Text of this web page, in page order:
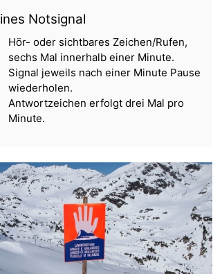
Notsignal
Hör- oder sichtbares Zeichen/Rufen,
sechs Mal innerhalb einer Minute.
Signal jeweils nach einer Minute Pause
wiederholen.
Antwortzeichen erfolgt drei Mal pro
Minute.